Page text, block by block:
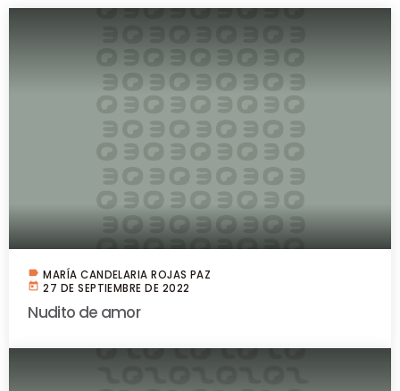
label MARÍA CANDELARIA ROJAS PAZ
today 27 DE SEPTIEMBRE DE 2022
Nudito de amor